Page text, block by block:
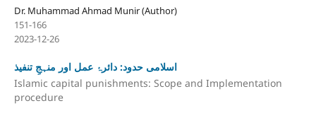
Dr. Muhammad Ahmad Munir (Author)
151-166
2023-12-26
اسلامی حدود: دائرۂ عمل اور منہجِ تنفیذ
Islamic capital punishments: Scope and Implementation
procedure